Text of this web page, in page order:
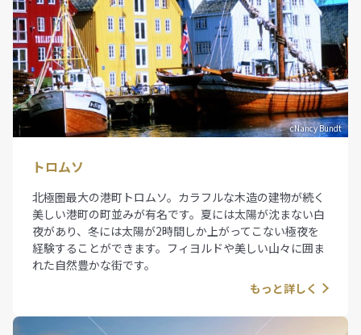
cNancy Bundt
トロムソ
北極圏最大の港町トロムソ。カラフルな木造の建物が続く
美しい港町の町並みが有名です。夏には太陽が沈まない白
夜があり、冬には太陽が2時間しか上がってこない極夜を
経験することができます。フィヨルドや美しい山々に囲ま
れた自然豊かな街です。
もっと詳しく